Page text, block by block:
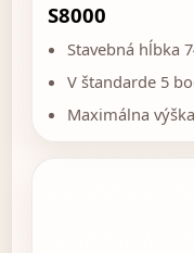
S8000
Stavebná hĺbka
V štandarde 5
Maximálna